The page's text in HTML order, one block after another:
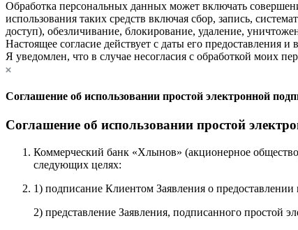
Обработка персональных данных может включать
использования таких средств включая сбор, запись,
доступ), обезличивание, блокирование, удаление,
Настоящее согласие действует с даты его предоставления
Я уведомлен, что в случае несогласия с обработкой моих
Соглашение об использовании простой электронной
Соглашение об использовании простой
Коммерческий банк «Хлынов» (акционерное
следующих целях:
1) подписание Клиентом Заявления о
2) представление Заявления, подписанного простой